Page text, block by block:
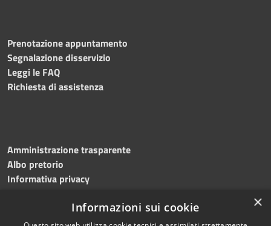
Prenotazione appuntamento
Segnalazione disservizio
Leggi le FAQ
Richiesta di assistenza
Amministrazione trasparente
Albo pretorio
Informativa privacy
Dichiarazione di accessibilità Meccanismo di feedback ×
Informazioni sui cookie